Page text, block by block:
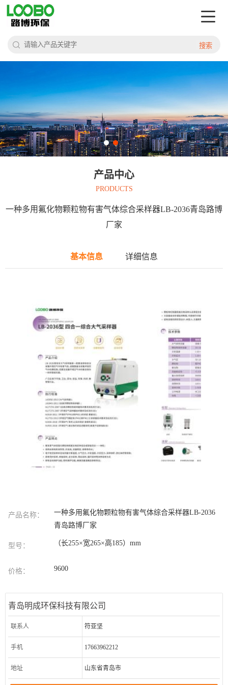
搜索
产品中心
PRODUCTS
一种多用氟化物颗粒物有害气体综合采样器LB-2036青岛路博
厂家
基本信息 详细信息
产品名称：
一种多用氟化物颗粒物有害气体综合采样器LB-2036
青岛路博厂家
型号： （长255×宽265×高185）mm
价格： 9600
青岛明成环保科技有限公司
联系人 符亚坚
手机 17663962212
地址 山东省青岛市